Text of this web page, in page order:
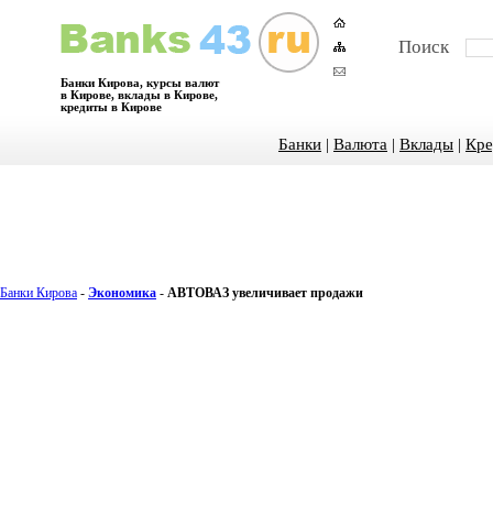
Банки Кирова, курсы валют
в Кирове, вклады в Кирове,
кредиты в Кирове
Поиск
Банки | Валюта | Вклады |
Банки Кирова - Экономика - АВТОВАЗ увеличивает продажи